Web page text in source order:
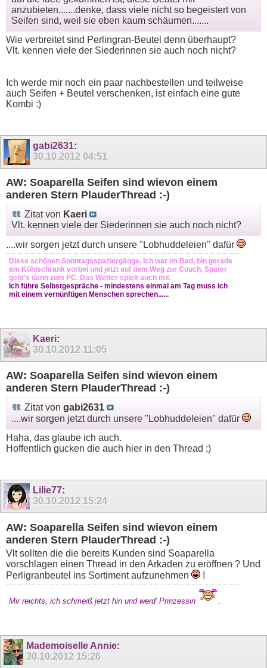
anzubieten.......denke, dass viele nicht so begeistert von
Seifen sind, weil sie eben kaum schäumen.......
Wie verbreitet sind Perlingran-Beutel denn überhaupt?
Vlt. kennen viele der Siederinnen sie auch noch nicht?
Ich werde mir noch ein paar nachbestellen und teilweise
auch Seifen + Beutel verschenken, ist einfach eine gute
Kombi :)
gabi2631:
30.10.2012 04:51
AW: Soaparella Seifen sind wievon einem
anderen Stern PlauderThread :-)
Zitat von Kaeri
Vlt. kennen viele der Siederinnen sie auch noch nicht?
....wir sorgen jetzt durch unsere "Lobhuddeleien" dafür
Diese schönen Sonntagsspaziergänge. Ich war im Bad, bin gerade
am Kühlschrank vorbei und jetzt auf dem Weg zur Couch. Später
geht's dann zum PC. Das Wetter spielt auch mit.
Ich führe Selbstgespräche - mindestens einmal am Tag muss ich
mit einem vernünftigen Menschen sprechen......
Kaeri:
30.10.2012 11:05
AW: Soaparella Seifen sind wievon einem
anderen Stern PlauderThread :-)
Zitat von gabi2631
....wir sorgen jetzt durch unsere "Lobhuddeleien" dafür
Haha, das glaube ich auch.
Hoffentlich gucken die auch hier in den Thread ;)
Lilie77:
30.10.2012 15:24
AW: Soaparella Seifen sind wievon einem
anderen Stern PlauderThread :-)
Vlt sollten die die bereits Kunden sind Soaparella
vorschlagen einen Thread in den Arkaden zu eröffnen ? Und
Perligranbeutel ins Sortiment aufzunehmen
!
Mir reichts, ich schmeiß jetzt hin und werd' Prinzessin .
Mademoiselle Annie:
30.10.2012 15:26